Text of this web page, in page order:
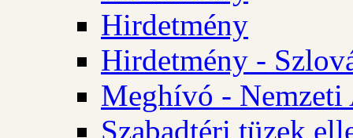
Hirdetmény
Hirdetmény -
Meghívó - Nemzeti
Szabadtéri tüzek